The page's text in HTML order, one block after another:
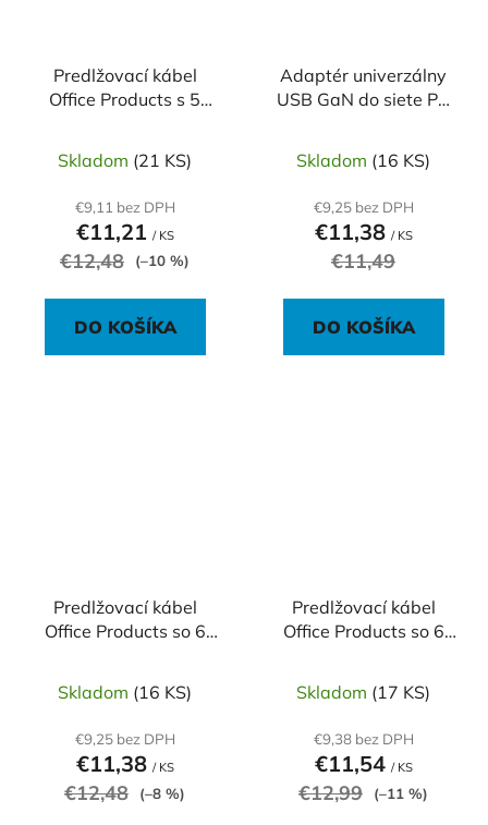
Predlžovací kábel
Office Products s 5
Skladom (21 KS)
€9,11 bez DPH
€11,21 / KS
€12,48 (–10 %)
DO KOŠÍKA
Adaptér univerzálny
USB GaN do siete PD
Skladom (16 KS)
€9,25 bez DPH
€11,38 / KS
€11,49
DO KOŠÍKA
Predlžovací kábel
Office Products so 6
Skladom (16 KS)
€9,25 bez DPH
€11,38 / KS
€12,48 (–8 %)
Predlžovací kábel
Office Products so 6
Skladom (17 KS)
€9,38 bez DPH
€11,54 / KS
€12,99 (–11 %)